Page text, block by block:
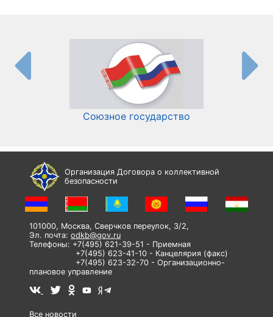
Союзное государство
Организация Договора о коллективной
безопасности
101000, Москва, Сверчков переулок, 3/2,
Эл. почта: odkb@gov.ru
Телефоны: +7(495) 621-39-51 - Приемная
+7(495) 623-41-10 - Канцелярия (факс)
+7(495) 623-32-70 - Организационно-
плановое управление
Все новости